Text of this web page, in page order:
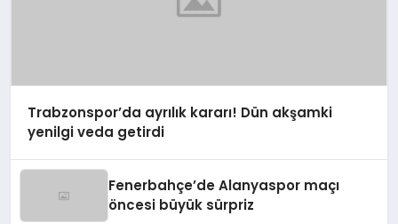
Trabzonspor’da ayrılık kararı! Dün akşamki
yenilgi veda getirdi
Fenerbahçe’de Alanyaspor maçı
öncesi büyük sürpriz